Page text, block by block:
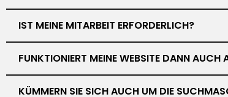
IST MEINE MITARBEIT ERFORDERLICH?
FUNKTIONIERT MEINE WEBSITE DANN AUCH
KÜMMERN SIE SICH AUCH UM DIE